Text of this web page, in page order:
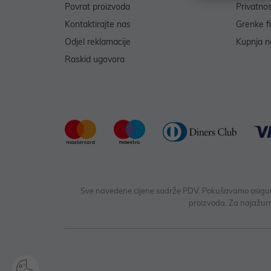
Povrat proizvoda
Kontaktirajte nas
Odjel reklamacije
Raskid ugovora
Grenke
Kupnja
Sve navedene cijene sadrže PDV. Pokušavamo
proizvoda. Za